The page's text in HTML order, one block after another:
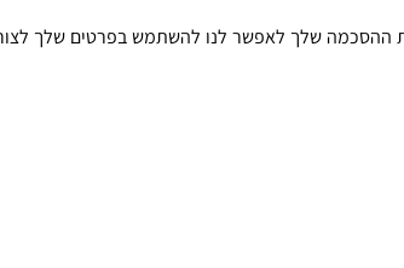
ההסכמה שלך לאפשר לנו להשתמש בפרטים שלך